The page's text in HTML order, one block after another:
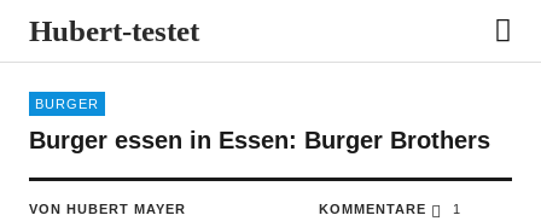
Hubert-testet
BURGER
Burger essen in Essen: Burger Brothers
VON HUBERT MAYER
KOMMENTARE 1